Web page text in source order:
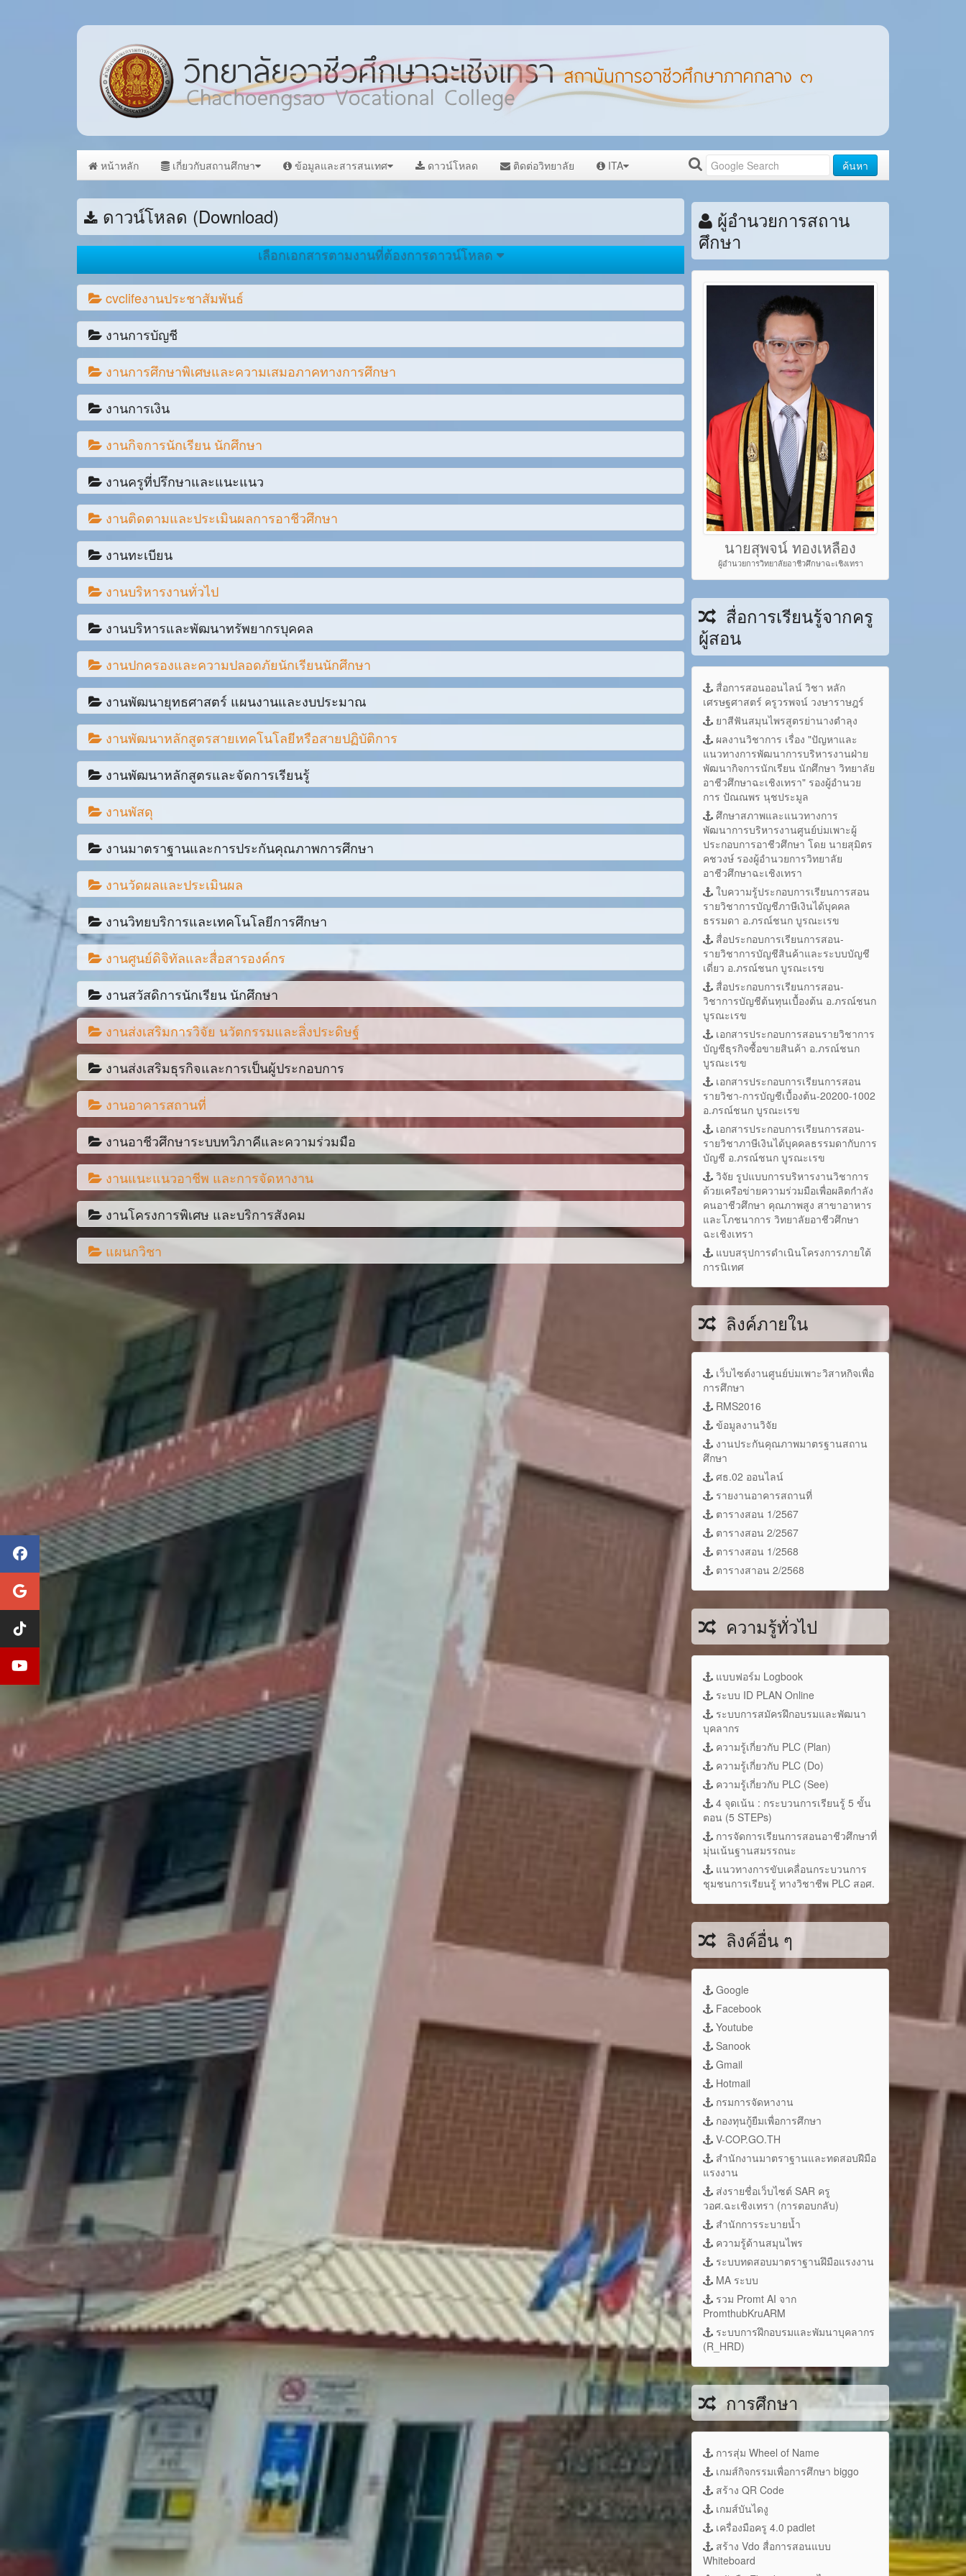
หน้าหลัก เกี่ยวกับสถานศึกษา ข้อมูลและสารสนเทศ ดาวน์โหลด ติดต่อวิทยาลัย ITA ค้นหา
ดาวน์โหลด (Download)
เลือกเอกสารตามงานที่ต้องการดาวน์โหลด
cvclifeงานประชาสัมพันธ์
ไม่มีรายการดาวน์โหลด
งานการบัญชี
รายงานงบทดลองหน่วยเบิกจ่ายรายเดือน ประจำงวด 10 ประจำปี 2560
รายงานงบทดลองหน่วยเบิกจ่ายรายเดือน ประจำงวด 11 ประจำปี 2560
รายงานงบทดลองหน่วยเบิกจ่ายรายเดือน ประจำงวด 12 ประจำปี 2560
รายงานงบทดลองหน่วยเบิกจ่ายรายเดือน ประจำงวด 2 ถึง 2 ปี 2569
รายงานงบทดลองหน่วยเบิกจ่ายรายเดือน ประจำงวด 3 ถึง 3 ปี 2569
รายงานงบทดลองหน่วยเบิกจ่ายรายเดือน ประจำงวด 4 ถึง 4 ปี 2569
รายงานงบทดลองหน่วยเบิกจ่ายรายเดือน ประจำงวด 5 ถึง 5 ปี 2569
รายงานงบทดลองหน่วยเบิกจ่ายรายเดือน ประจำงวด 7 ถึง 7 ปี 2569
รายงานงบทดลองหน่วยเบิกจ่ายรายเดือน ประจำงวด 7 ประจำปี 2560
รายงานงบทดลองหน่วยเบิกจ่ายรายเดือน ประจำงวด 8 ถึง 8 ปี 2569
รายงานงบทดลองหน่วยเบิกจ่ายรายเดือน ประจำงวด 8 ประจำปี 2560
รายงานงบทดลองหน่วยเบิกจ่ายรายเดือน ประจำงวด 9 ถึง 9 ปี 2569
รายงานงบทดลองหน่วยเบิกจ่ายรายเดือน ประจำงวด 9 ประจำปี 2560
รายงานงบทดลองหน่วยเบิกจ่ายรายเดือน ประจำปี 2561 ประจำงวด 5
รายงานงบทดลองหน่วยเบิกจ่ายรายเดือน ประจำปี 2561 ประจำงวด 1
รายงานงบทดลองหน่วยเบิกจ่ายรายเดือน ประจำปี 2561 ประจำงวด 10
รายงานงบทดลองหน่วยเบิกจ่ายรายเดือน ประจำปี 2561 ประจำงวด 11
รายงานงบทดลองหน่วยเบิกจ่ายรายเดือน ประจำปี 2561 ประจำงวด 12
รายงานงบทดลองหน่วยเบิกจ่ายรายเดือน ประจำปี 2561 ประจำงวด 2
รายงานงบทดลองหน่วยเบิกจ่ายรายเดือน ประจำปี 2561 ประจำงวด 3
รายงานงบทดลองหน่วยเบิกจ่ายรายเดือน ประจำปี 2561 ประจำงวด 4
รายงานงบทดลองหน่วยเบิกจ่ายรายเดือน ประจำปี 2561 ประจำงวด 6
รายงานงบทดลองหน่วยเบิกจ่ายรายเดือน ประจำปี 2561 ประจำงวด 7
รายงานงบทดลองหน่วยเบิกจ่ายรายเดือน ประจำปี 2561 ประจำงวด 8
รายงานงบทดลองหน่วยเบิกจ่ายรายเดือน ประจำปี 2561 ประจำงวด 9
รายงานงบทดลองหน่วยเบิกจ่ายรายเดือน ประจำปี 2562 ประจำงวด 01
รายงานงบทดลองหน่วยเบิกจ่ายรายเดือน ประจำปี 2562 ประจำงวด 02
รายงานงบทดลองหน่วยเบิกจ่ายรายเดือน ประจำปี 2562 ประจำงวด 03
รายงานงบทดลองหน่วยเบิกจ่ายรายเดือน ประจำปี 2562 ประจำงวด 04
รายงานงบทดลองหน่วยเบิกจ่ายรายเดือน ประจำปี 2562 ประจำงวด 05
รายงานงบทดลองหน่วยเบิกจ่ายรายเดือน ประจำปี 2562 ประจำงวด 06
รายงานงบทดลองหน่วยเบิกจ่ายรายเดือน ประจำปี 2562 ประจำงวด 07
รายงานงบทดลองหน่วยเบิกจ่ายรายเดือน ประจำปี 2562 ประจำงวด 08
รายงานงบทดลองหน่วยเบิกจ่ายรายเดือน ประจำปี 2562 ประจำงวด 09
รายงานงบทดลองหน่วยเบิกจ่ายรายเดือน ประจำปี 2562 ประจำงวด 10
รายงานงบทดลองหน่วยเบิกจ่ายรายเดือน ประจำปี 2562 ประจำงวด 11
รายงานงบทดลองหน่วยเบิกจ่ายรายเดือน ประจำปี 2562 ประจำงวด 12
รายงานงบทดลองหน่วยเบิกจ่ายรายเดือน ประจำปี 2563 ประจำงวด 01
รายงานงบทดลองหน่วยเบิกจ่ายรายเดือน ประจำปี 2563 ประจำงวด 02
รายงานงบทดลองหน่วยเบิกจ่ายรายเดือน ประจำปี 2563 ประจำงวด 03
รายงานงบทดลองหน่วยเบิกจ่ายรายเดือน ประจำปี 2567 ประจำงวด 02
รายงานงบทดลองหน่วยเบิกจ่ายรายเดือน ประจำปี 2567 ประจำงวด 03
รายงานงบทดลองหน่วยเบิกจ่ายรายเดือน ประจำปี 2567 ประจำงวด 04
รายงานงบทดลองหน่วยเบิกจ่ายรายเดือน ประจำปี 2567 ประจำงวด 05
รายงานงบทดลองหน่วยเบิกจ่ายรายเดือน ประจำปี 2567 ประจำงวด 06
รายงานงบทดลองหน่วยเบิกจ่ายรายเดือน ประจำปี 2567 ประจำงวด 07
รายงานงบทดลองหน่วยเบิกจ่ายรายเดือน ประจำปี 2567 ประจำงวด 08
รายงานงบทดลองหน่วยเบิกจ่ายรายเดือน ประจำปี 2567 ประจำงวด 09
รายงานงบทดลองหน่วยเบิกจ่ายรายเดือน ประจำปี 2567 ประจำงวด 10
รายงานงบทดลองหน่วยเบิกจ่ายรายเดือน ประจำปี 2567 ประจำงวด 11
รายงานงบทดลองหน่วยเบิกจ่ายรายเดือน ประจำปี 2567 ประจำงวด 12
รายงานงบทดลองหน่วยเบิกจ่ายรายเดือน ประจำปี 2568 ประจำงวด 01
รายงานงบทดลองหน่วยเบิกจ่ายรายเดือน ประจำปี 2568 ประจำงวด 02
รายงานงบทดลองหน่วยเบิกจ่ายรายเดือน ประจำปี 2568 ประจำงวด 03
รายงานงบทดลองหน่วยเบิกจ่ายรายเดือน ประจำปี 2568 ประจำงวด 04
รายงานงบทดลองหน่วยเบิกจ่ายรายเดือน ประจำปี 2568 ประจำงวด 05
รายงานงบทดลองหน่วยเบิกจ่ายรายเดือน ประจำปี 2568 ประจำงวด 06
รายงานงบทดลองหน่วยเบิกจ่ายรายเดือน ประจำปี 2568 ประจำงวด 07
รายงานงบทดลองหน่วยเบิกจ่ายรายเดือน ประจำปี 2568 ประจำงวด 08
รายงานงบทดลองหน่วยเบิกจ่ายรายเดือน ประจำปี 2568 ประจำงวด 10
รายงานงบทดลองหน่วยเบิกจ่ายรายเดือน ประจำปี 2568 ประจำงวด 11
รายงานงบทดลองหน่วยเบิกจ่ายรายเดือน ประจำปี 2568 ประจำงวด 12
รายงานงบทดลองหน่วยเบิกจ่ายรายเดือน-ประจำปี-2563-ประจำงวด-04
รายงานงบทดลองหน่วยเบิกจ่ายรายเดือน-ประจำปี-2563-ประจำงวด-05
รายงานงบทดลองหน่วยเบิกจ่ายรายเดือน-ประจำปี-2563-ประจำงวด-06
งานการศึกษาพิเศษและความเสมอภาคทางการศึกษา
ไม่มีรายการดาวน์โหลด
งานการเงิน
แบบฟอร์มรายงานการเดินทางไปราชการ
แบบฟอร์มสัญญาเงินยืม
แบบฟอร์มสัญญาเงินยืม
แบบฟอร์มเบิกค่าใช้จ่ายในการเดินทางไปราชการ
ใบเบิกค่าพาหนะ
ใบเบิกค่ารักษาพยาบาล
ใบเบิกค่าเล่าเรียนบุตร
ใบเบิกเงินสวัสดิการเกี่ยวกับการศึกษาบุตร
งานกิจการนักเรียน นักศึกษา
การประเมินองค์การนักวิชาชีพแห่งประเทศไทย
ประกาศองค์การนักวิชาชีพ แบบ อวท.011
ประกาศองค์การนักวิชาชีพ แบบ อวท.07
ระเบียบสำนักคณะกรรมการการอาชีวศึกษา
แนวการจัดกิจกรรมส่งเสริมคุณธรรมจริยธรรมในสถานศึกษา
แบบสรุปการเข้าร่วมกิจกรรมหน้าเสาธง ระดับชั้น ปวช. PDF
แบบสรุปการเข้าร่วมกิจกรรมหน้าเสาธง ระดับชั้น ปวช. WORD
แบบสรุปการเข้าร่วมกิจกรรมหน้าเสาธง ระดับชั้น ปวส. Word
ใบสมัครเข้าเป็นลูกเสือ
ใบสมาชิกชมรมองค์การนักวิชาชีพ อวท.06
ใบสมาชิกชมรมองค์การนักวิชาชีพ อวท.10
งานครูที่ปรึกษาและแนะแนว
02 แบบคัดกรองผู้เรียน update 30/07/2567
03 แบบสรุปคัดกรองกลุ่มเสี่ยง update 30/07/67
บันทึกข้อความรายงานการเยี่ยมบ้าน (PDF)
บันทึกข้อความรายงานการเยี่ยมบ้าน (Word)
เอกสารไฟล์เล่ม HomeRoom ปีการศึกษา 2567
เอกสารไฟล์เล่ม HomeRoom ภาคเรียนที่ 2 ปีการศึกษา 2567
แบบฟอร์มรายงานผลการเยี่ยมบ้าน (PDF สำหรับครูผู้สอน)
แบบสำรวจการออกกลางคันของนักเรียน นักศึกษา ประจำภาคเรียนที่ 1/2567
แบบสำรวจการออกกลางคันของนักเรียน นักศึกษา ประจำภาคเรียนที่ 1/2567
แฟ้มสะสมงานระดับ ปวช.
แฟ้มสะสมงานระดับ ปวส.
งานติดตามและประเมินผลการอาชีวศึกษา
ไม่มีรายการดาวน์โหลด
งานทะเบียน
คู่มือการปฏิบัติงานทะเบียน ในสถานศึกษา สังกัดสำนักงานคณะกรรมการการอาชีวศึกษา(1)
คู่มือการปฏิบัติงานทะเบียน ในสถานศึกษา สังกัดสำนักงานคณะกรรมการการอาชีวศึกษา(2)
คู่มือการปฏิบัติงานทะเบียน ในสถานศึกษา สังกัดสำนักงานคณะกรรมการการอาชีวศึกษา(3)
งานบริหารงานทั่วไป
คำขอเช่าหรือขอใช้ห้องประชุม/ห้องปฏิบัติการ วิทยาลัยอาชีวศึกาาฉะเชิงเทรา
คู่มือการพิมพ์หนังสือราชการ
นโยบายการไม่รับของขวัญ ประจำปีการศึกษา 2568
นโยบายการไม่รับของขวัญ ประจำปีการศึกษา 2568
แผนการศึกษาแห่งชาติ
งานบริหารและพัฒนาทรัพยากรบุคคล
คำสั่งมอบหมายหน้าที่ ประจำปีการศึกษา 2569
ประกาศผลการสอบคัดเลือกลูกจ้างชั่วคราว
ประกาศรายชื่อผู้มีสิทธิเข้ารับการทดสอบ
ระบบเบียบกระทรวงการคลัง ว่าด้วยการเบิกจ่ายเงินตอบแทนการปฏิบัติงานนอกเวลาราชการ 2550
เครื่องราช
งานปกครองและความปลอดภัยนักเรียนนักศึกษา
ไม่มีรายการดาวน์โหลด
งานพัฒนายุทธศาสตร์ แผนงานและงบประมาณ
แบบฟอร์มรายงานผลการดำเนินงานโครงการ รูปแบบ PDCA
แบบฟอร์มเสนอโครงการ
แผนยุทธศาสตร์วิทยาลัยอาชีวศึกษาฉะเชิงเทรา พ.ศ. 2566 - 2570
งานพัฒนาหลักสูตรสายเทคโนโลยีหรือสายปฏิบัติการ
ไม่มีรายการดาวน์โหลด
งานพัฒนาหลักสูตรและจัดการเรียนรู้
01 การรับรองคุณวฒิจาก ก.พ. ของหลักสูตร ป.ตรี 2560 (สำหรับนักศึกษารหัส 61-64).pdf
02 การรับรองคุณวุฒิจาก ก.ค.ศ. ของหลักสูตร ป.ตรี 2560 (สำหรับนักศึกษารหัส 61-64)
03 หลักสูตรเทคโนโลยีบัณฑิต สาขาวิชาเทคโนโลยีธุรกิจดิจิทัล (ต่อเนื่อง) (หลักสูตรปรับปรุง พ.ศ. 2565)
04 หนังสือ สอศ.อนุมัติหลักสูตร ป.ตรี 2565 สาขาวิชาเทคโนโลยีธุรกิจดิจิทัล
การสร้างตารางวิเคราะห์หลักสูตรรายวิชา
ขออนุญาตใช้แผน
คู่มือจัดทำแผนการจัดการเรียนรู้มุ่งเน้นสมรรถนะ สอศ.
ตัวอย่างแผนและแบบฟอร์มการเขียนแผนการจัดการเรีนนรู้ 2/2568
ฟอร์มแผนการเรียน ปวช.-ปวส. ปี2568
รายงานผลการประเมินความพึงพอใจผู้เรียนต่อครูผู้สอน 1/2567
รายงานผลการประเมินความพึงพอใจผู้เรียนต่อครูผู้สอน 2/2567
หนังสือนำธนาคารหน่วยกิต
หลักสูตรเทคโนโลยีบัณฑิต สาขาวิชาคอมพิวเตอร์ธุรกิจ (ต่อเนื่อง) (หลักสูตรใหม่ พ.ศ. 2560)
องค์ความรู้เกี่ยวกับหลักสูตรฐานสมรรถนะ
เทคนิคการจัดการเรียนรู้ที่เน้นผู้เรียนเป็นสำคัญ
เอกสารแนบแผนการจัดการเรียนรู้
แนวปฏิบัติเกี่ยวกับหลักสูตรอาชีวศึกษา
แบบประเมินการจัดการเรียนรู้ตัวบ่งชี้ที่ 2.3
แบบประเมินคุณภาพการจัดทำแผนการจัดการเรียนรู้
แบบฟอร์มประเมินการจัดการเรียนรู้ตัวบ่งชี้ฯ
แบบฟอร์มประเมินคุณภาพการจัดทำแผนฯ (1)
แบบฟอร์มและตัวอย่างการเขียนแผนมุ่งเน้นสมรรถนะ
งานพัสดุ
WorkFlow ระบบการทำงาน ebidding
เรื่อง ประกาศผู้ชนะการเสนอราคา ประกวดราคาซื้อชุดปฎิบัติการครัวร้อน (Hot Kitchen)
ใบขออนุญาตใช้รถส่วนกลาง PDF
ใบขออนุญาตใช้รถส่วนกลาง WORD
งานมาตราฐานและการประกันคุณภาพการศึกษา
SAR 2563 รายงานผลการประเมินตนเอง
SAR 2564 รายงานผลการประเมินตนเอง
Word เอกสารทำประกันคุณภาพแผนก_สถานศึกษา 59-63
คู่มือการขับเคลื่อนการประกันคุณภาพภายในด้านการอาชีวศึกษา (ปรับปรุง2567)
คู่มือการประเมิน สถานศึกษาอาชีวศึกษาเพื่ออรับรางวัลพระราชทาน
คู่มือประกันคุณภาพการศึกษาภายใน สถาบันการอาชีวศึกษา 2563
ผลการประเมินการประกันคุณภาพภายในวิทยาลัยอาชีวศึกษาฉะเชิงเทรา ปี 2558
รายงานการประเมินตนเองของสถานศึกษา ประจำปีการศึกษา 2565
รายงานการประเมินตนเองของสถานศึกษา ประจำปีการศึกษา 2566
รายงานการประเมินตนเองของสถานศึกษาอาชีวศึกษา-ปี2562
รายงานผลการประเมินตนเอง-ประจำปีการศึกษา-2563
รายงานผลการวิเคราะห์รายงานผลการประเมินตนเองของสถานศึกษา-ปี-2561
แนวทางการขับเคลื่อนและการประเมินสถารศึกษาอาชีวศึกษาคุณภาพ 1 จังหวัด 1 สถานศึกษาคุณภาพ
แบบฟอร์ม SAR ครูผู้สอน
แบบฟอร์ม SAR ครูผู้สอน PDF
แบบฟอร์ม SAR แผนกวิชา PDF
แบบฟอร์มการการประกันคุณภาพ ปี2567
แผนพัฒนาการจัดการศึกษา ด้านอาชีวศึกษา 2566-2570
งานวัดผลและประเมินผล
ขั้นตอนการเช็คผลการเรียนและตารางเรียนในระบบ-ศธ.02
งานวิทยบริการและเทคโนโลยีการศึกษา
รายงานการให้บริการห้องสมุด 2/2567
งานศูนย์ดิจิทัลและสื่อสารองค์กร
พระราชบัญญัติว่าด้วยการกระทําความผิดเกี่ยวกับคอมพิวเตอร์ พ.ศ. 2550 และแก้ไขเพิ่มเติม (ฉบับที่ 2) พ.ศ. 2560
ITA คู่มือประเมินคุณธรรมและความโปร่งใสในการดำเนิงานของหน่วยงานภาครัฐ สำหรับสถานศึกษาอาชีวศึกษา PDF
ITA คู่มือประเมินคุณธรรมและความโปร่งใสในการดำเนิงานของหน่วยงานภาครัฐ สำหรับสถานศึกษาอาชีวศึกษา Word
ITA บันทึกข้อความ การจัดทำแผนบริหารความเสี่ยงการทุจริตของสำนักงานคณะกรรมการอาชีวศึกษา ประจำปีงบประมาณ 2562
ITA เอกสารการประเมินความเสี่ยงภายในงาน Word
ITA เอกสารสร้างการรับรู้ตระหนักถึงความสำคัญ วิทยาลัยอาชีวศึกษาฉะเชิงเทรา PDF
QRCode ประเมินความพึงพอใจหน่วยงานภาครัฐ
RMS2016 วิธีการประเมินความพึงพอใจผู้เรียนต่อครูผู้สอน
VCOP คู่มือการใช้งานระบบงานศูนย์กำลังคนอาชีวศึกษา ระดับนักศึกษา
ขั้นตอนการเปลี่ยนรหัสผ่านผู้ใช้งานระบบ RMS2016
ข้อมูลสารสนเทศเพื่อการบริหารสถานศึกษา ปีการศึกษา 2554
ข้อมูลสารสนเทศเพื่อการบริหารสถานศึกษา ปีการศึกษา 2555
ข้อมูลสารสนเทศเพื่อการบริหารสถานศึกษา ปีการศึกษา 2556
ข้อมูลสารสนเทศเพื่อการบริหารสถานศึกษา ปีการศึกษา 2557
ข้อมูลสารสนเทศเพื่อการบริหารสถานศึกษา ปีการศึกษา 2558
ข้อมูลสารสนเทศเพื่อการบริหารสถานศึกษา ปีการศึกษา 2559
ข้อมูลสารสนเทศเพื่อการบริหารสถานศึกษา ปีการศึกษา 2560
ข้อมูลสารสนเทศเพื่อการบริหารสถานศึกษา ปีการศึกษา 2561
ข้อมูลสารสนเทศเพื่อการบริหารสถานศึกษา ปีการศึกษา 2562
ข้อมูลสารสนเทศเพื่อการบริหารสถานศึกษา ปีการศึกษา 2563
ข้อมูลสารสนเทศเพื่อการบริหารสถานศึกษา ปีการศึกษา 2564
ข้อมูลสารสนเทศเพื่อการบริหารสถานศึกษา ปีการศึกษา 2565
ข้อมูลสารสนเทศเพื่อการบริหารสถานศึกษา ปีการศึกษา 2566
ข้อมูลสารสนเทศเพื่อการบริหารสถานศึกษา ปีการศึกษา 2567
ข้อมูลสารสนเทศเพื่อการบริหารสถานศึกษา ปีการศึกษา 2568
คู่มือ ITA 2568 update 68/07/23
คู่มือ RMS2012 สำหรับงานปกครอง
คู่มือ RMS2012 สำหรับนักเรียน นักศึกษา
คู่มือ RMS2012 สำหรับบุคลากร
คู่มือ RMS2012 สำหรับเจ้าหน้าที่งานครูที่ปรึกษาและนักเรียน
คู่มือ RMS2012 สำหรับเจ้าหน้าที่งานสารบรรณ
คู่มือ v-cop สำหรับนักเรียนนักศึกษา (การปรับปรุงโปรไฟล์)
คู่มือ v-cop สำหรับนักเรียนนักศึกษา (การปรับปรุงโปรไฟล์)
คู่มือCITIZENinfo(1)
คู่มือCITIZENinfo(2)
คู่มือการใช้งานระบบ RMS2016
พระราชบัญญัติ การพัฒนาดิจิทัลเพื่อเศรษฐกิจและสังคม พ.ศ.2560
พระราชบัญญัติว่าด้วยการกระทำความผิดเกี่ยวกับคอมพิวเตอร์ พ.ศ. 2550
รายงานการใช้ข้อมูลห้อง cvc.net ปีงบประมาณ 68
วิธีการสำรองข้อมูลเอกสารงานสารบรรณจากระบบ RMS2016
วิธีการแก้ไขการเชื่อมต่อสัญญาณอินเทอร์เน็ตขาดหายเบื้องต้น
หลักเกณฑ์การจัดเก็บรักษาข้อมูลจราจรทางคอมพิวเตอร์ของผู้ให้บริการ
เอกสารรับรองการจัดตั้งสถานศึกษา
แนวทางการประเมิน ITA 2568
แนวทางการประเมิน ITA 2568
แบบตอบรับขอชื่อผู้ใช้และรหัสผ่าน ประจำปีการศึกษา 3
แบบฟอร์ม RMS2012 ในการเก็บข้อมูลนักเรียน นักศึกษาเข้าระบบ
งานสวัสดิการนักเรียน นักศึกษา
ไม่มีรายการดาวน์โหลด
งานส่งเสริมการวิจัย นวัตกรรมและสิ่งประดิษฐ์
เผยแพร่ตารางสรุปรายชื่อผลงานวิจัยในชั้นเรียน 62-2
2-66 เผยแพร่ตารางสรุปรายชื่อผลงานวิจัยในชั้นเรียน
การทำงานวิจัยในชั้นเรียน
ขอเผยแพร่ผลการแข่งขันสิ่งประดิษฐ์ระดับสถานศึกษาและระดับอาชีวศึกษาจังหวัดฉะเชิงเทรา ประจำปีการศึกษา 2564
ขอเผยแพร่ผลงานวิจัยในชั้นเรียน 2-65
ข้อกำหนด กติกา และเกณฑ์ฐานให้คะแนน การประเมินสิ่งประดิษฐิ์ของคนรุ่นใหม่ "นวัตกรรมอาชีวศึกษาเพื่อแก้ปัญหาความ
ยากจน" ประจำปีการศึกษา 2564
คู่มือการเขียนรายงานการวิจัยเพื่อพัฒนาคุณภาพการจัดการเรียน การสอนอาชีวศึกษา
บทคัดย่อ การประเมินโครงการส่งเสริมการประกอบอาชีพอิสระในกลุ่มผู้เรียนอาชีวศึกษา (ผอ.สุพจน์ ทองเหลือง)
บทคัดย่อ วิจัย รูปแบบการพัฒนาสถานศึกษาคุณธรรมต้นแบบโดยภาคีเครือข่าย (ผอ. สุพจน์ ทองเหลือง)
ประเภทที่ 4 สิ่งประดิษฐ์ด้านพลังงานทดแทนเพื่อการเกษตร ข้อกำหนด กติกา และเกณฑ์ฐานให้คะแนน การประเมินสิ่งประดิษฐิ์ของ
คนรุ่นใหม่ "นวัตกรรมอาชีวศึกษาเพื่อแก้ปัญหาความยากจน" ประจำปีการศึกษา 2564
ประเภทที่ 5 สิ่งประดิษฐ์ด้านเพื่อประโยชน์ต่อสาธารณชน ข้อกำหนด กติกา และเกณฑ์ฐานให้คะแนน การประเมินสิ่งประดิษฐิ์ของ
คนรุ่นใหม่ "นวัตกรรมอาชีวศึกษาเพื่อแก้ปัญหาความยากจน" ประจำปีการศึกษา 2564
ประเภทที่1 สิ่งประดิษฐ์ด้านนวัตกรรมซอฟต์แวร์และระบบสมองกลฝังตัว ข้อกำหนด กติกา และเกณฑ์ฐานให้คะแนน การประเมิน
สิ่งประดิษฐิ์ของคนรุ่นใหม่ "นวัตกรรมอาชีวศึกษาเพื่อแก้ปัญหาความยากจน" ประจำปีการศึกษา 2564
ประเภทที่2 สิ่งประดิษฐ์การประกอบอาชีพ ข้อกำหนด กติกา และเกณฑ์ฐานให้คะแนน การประเมินสิ่งประดิษฐิ์ของคนรุ่นใหม่
"นวัตกรรมอาชีวศึกษาเพื่อแก้ปัญหาความยากจน" ประจำปีการศึกษา 2564
ประเภทที่3 สิ่งประดิษฐ์ด้านผลิตภัณฑ์อาหารไทย ข้อกำหนด กติกา และเกณฑ์ฐานให้คะแนน การประเมินสิ่งประดิษฐิ์ของคนรุ่น
ใหม่ "นวัตกรรมอาชีวศึกษาเพื่อแก้ปัญหาความยากจน" ประจำปีการศึกษา 2564
เผยแพร่งานวิจัยในชั้นเรียนของครูผู้สอน-2564
เผยแพร่ตารางสรุปรายชื่อวิจัยในชั้นเรียนของครูผู้สอน ภาคเรียนที่ 1 ปีการศึกษา 2566
เผยแพร่วิจัยในชั้นเรียนของครูผู้สอน2-63
แบบรายงานการส่งวิจัยในชั้นเรียน
งานส่งเสริมธุรกิจและการเป็นผู้ประกอบการ
วิสัยทัศน์ พันธกิจ ของงานศูนย์บ่มเพาะวิสาหกิจเพื่อการศึกษา
งานอาคารสถานที่
ไม่มีรายการดาวน์โหลด
งานอาชีวศึกษาระบบทวิภาคีและความร่วมมือ
DVEC-แบบประเมินผลการฝึกงานสำหรับครูนิเทศก์
กำหนดการออกนิเทศนักเรียน-นักศึกษาฝึกงาน
ขั้นตอนการเขียนรายงานการฝึกงาน
ข้อมูลการฝึกงาน-ภาคเรียนที่-1-2564
ข้อมูลการฝึกอาชีพ-ระดับชั้น-ปวส.-2-ภาคเรียน1-2564
บันทึกข้อความ_ขออนุญาตเดินทางไปราชการ
บันทึกข้อความ_รายงานการนิเทศ-นร-นศ-ฝึกอาชีพ
รายงานผลนักเรียน-นักศึกษาฝึกอาชีพ-2
แบบประเมินนักเรียน-นักศึกษาฝึกอาชีพ
แบบฟอร์มรายงานการฝึกงาน
แบบรายงานผลการนิเทศผ่านระบบเทคโนโลยีสาร
แบบสอบถาม-ระดับความพึงพอใจต่อการปฏิบัติงาน
งานแนะแนวอาชีพ และการจัดหางาน
ไม่มีรายการดาวน์โหลด
งานโครงการพิเศษ และบริการสังคม
ไม่มีรายการดาวน์โหลด
แผนกวิชา
เอกสารประกอบการเรียนการสอนหน่วยที่ 1 ความรู้เบื้องต้น วิชาโปรแกรมจัดการฐานข้อมูล วิชุดา วงษาราษฏร์
ผู้อำนวยการสถาน
ศึกษา
นายสุพจน์ ทองเหลือง
ผู้อำนวยการวิทยาลัยอาชีวศึกษาฉะเชิงเทรา
สื่อการเรียนรู้จากครู
ผู้สอน
สื่อการสอนออนไลน์ วิชา หลัก
เศรษฐศาสตร์ ครูวรพจน์ วงษาราษฎร์
ยาสีฟันสมุนไพรสูตรย่านางตำลุง
ผลงานวิชาการ เรื่อง "ปัญหาและ
แนวทางการพัฒนาการบริหารงานฝ่าย
พัฒนากิจการนักเรียน นักศึกษา วิทยาลัย
อาชีวศึกษาฉะเชิงเทรา" รองผู้อำนวย
การ ปัณณพร นุชประมูล
ศึกษาสภาพและแนวทางการ
พัฒนาการบริหารงานศูนย์บ่มเพาะผู้
ประกอบการอาชีวศึกษา โดย นายสุมิตร
คชวงษ์ รองผู้อำนวยการวิทยาลัย
อาชีวศึกษาฉะเชิงเทรา
ใบความรู้ประกอบการเรียนการสอน
รายวิชาการบัญชีภาษีเงินได้บุคคล
ธรรมดา อ.ภรณ์ชนก บูรณะเรข
สื่อประกอบการเรียนการสอน-
รายวิชาการบัญชีสินค้าและระบบบัญชี
เดี่ยว อ.ภรณ์ชนก บูรณะเรข
สื่อประกอบการเรียนการสอน-
วิชาการบัญชีต้นทุนเบื้องต้น อ.ภรณ์ชนก
บูรณะเรข
เอกสารประกอบการสอนรายวิชาการ
บัญชีธุรกิจซื้อขายสินค้า อ.ภรณ์ชนก
บูรณะเรข
เอกสารประกอบการเรียนการสอน
รายวิชา-การบัญชีเบื้องต้น-20200-1002
อ.ภรณ์ชนก บูรณะเรข
เอกสารประกอบการเรียนการสอน-
รายวิชาภาษีเงินได้บุคคลธรรมดากับการ
บัญชี อ.ภรณ์ชนก บูรณะเรข
วิจัย รูปแบบการบริหารงานวิชาการ
ด้วยเครือข่ายความร่วมมือเพื่อผลิตกำลัง
คนอาชีวศึกษา คุณภาพสูง สาขาอาหาร
และโภชนาการ วิทยาลัยอาชีวศึกษา
ฉะเชิงเทรา
แบบสรุปการดำเนินโครงการภายใต้
การนิเทศ
ลิงค์ภายใน
เว็บไซต์งานศูนย์บ่มเพาะวิสาหกิจเพื่อ
การศึกษา
RMS2016
ข้อมูลงานวิจัย
งานประกันคุณภาพมาตรฐานสถาน
ศึกษา
ศธ.02 ออนไลน์
รายงานอาคารสถานที่
ตารางสอน 1/2567
ตารางสอน 2/2567
ตารางสอน 1/2568
ตารางสาอน 2/2568
ความรู้ทั่วไป
แบบฟอร์ม Logbook
ระบบ ID PLAN Online
ระบบการสมัครฝึกอบรมและพัฒนา
บุคลากร
ความรู้เกี่ยวกับ PLC (Plan)
ความรู้เกี่ยวกับ PLC (Do)
ความรู้เกี่ยวกับ PLC (See)
4 จุดเน้น : กระบวนการเรียนรู้ 5 ขั้น
ตอน (5 STEPs)
การจัดการเรียนการสอนอาชีวศึกษาที่
มุ่นเน้นฐานสมรรถนะ
แนวทางการขับเคลื่อนกระบวนการ
ชุมชนการเรียนรู้ ทางวิชาชีพ PLC สอศ.
ลิงค์อื่น ๆ
Google
Facebook
Youtube
Sanook
Gmail
Hotmail
กรมการจัดหางาน
กองทุนกู้ยืมเพื่อการศึกษา
V-COP.GO.TH
สำนักงานมาตราฐานและทดสอบฝีมือ
แรงงาน
ส่งรายชื่อเว็บไซต์ SAR ครู
วอศ.ฉะเชิงเทรา (การตอบกลับ)
สำนักการระบายน้ำ
ความรู้ด้านสมุนไพร
ระบบทดสอบมาตราฐานฝึมือแรงงาน
MA ระบบ
รวม Promt AI จาก
PromthubKruARM
ระบบการฝึกอบรมและพัมนาบุคลากร
(R_HRD)
การศึกษา
การสุ่ม Wheel of Name
เกมส์กิจกรรมเพื่อการศึกษา biggo
สร้าง QR Code
เกมส์บันไดงู
เครื่องมือครู 4.0 padlet
สร้าง Vdo สื่อการสอนแบบ
Whiteboard